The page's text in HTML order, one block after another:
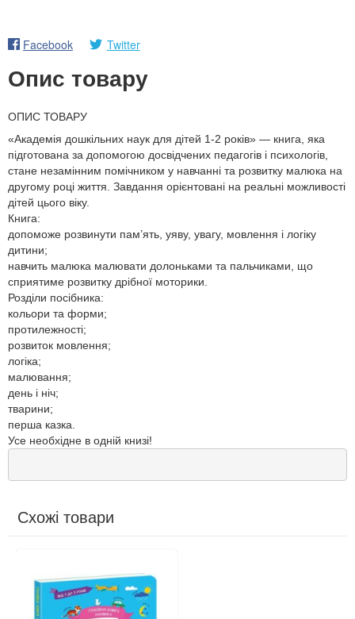
Facebook Twitter
Опис товару
ОПИС ТОВАРУ
«Академія дошкільних наук для дітей 1-2 років» — книга, яка
підготована за допомогою досвідчених педагогів і психологів,
стане незамінним помічником у навчанні та розвитку малюка на
другому році життя. Завдання орієнтовані на реальні можливості
дітей цього віку.
Книга:
допоможе розвинути пам’ять, уяву, увагу, мовлення і логіку
дитини;
навчить малюка малювати долоньками та пальчиками, що
сприятиме розвитку дрібної моторики.
Розділи посібника:
кольори та форми;
протилежності;
розвиток мовлення;
логіка;
малювання;
день і ніч;
тварини;
перша казка.
Усе необхідне в одній книзі!
Схожі товари